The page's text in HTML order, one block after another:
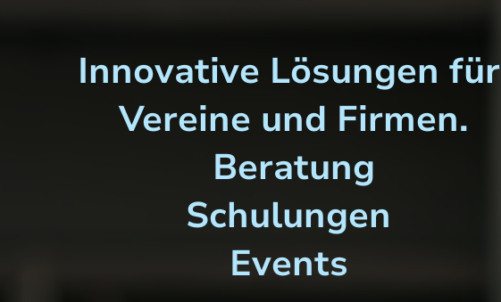
Innovative Lösungen für
Vereine und Firmen.
Beratung
Schulungen
Events